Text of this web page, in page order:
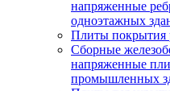
напряженные
одноэтажных
Плиты покрытия
Сборные
напряженные
промышленных